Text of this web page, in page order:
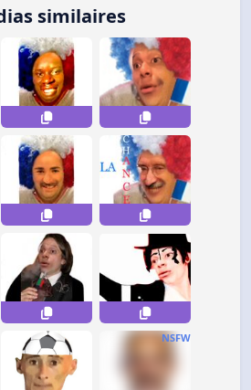
similaires
NSFW